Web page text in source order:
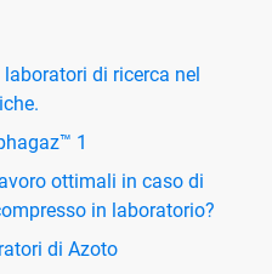
di ricerca nel
1
ottimali in caso di
in laboratorio?
di Azoto